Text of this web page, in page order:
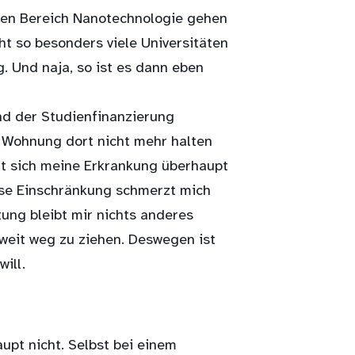
Bereich Nanotechnologie gehen
so besonders viele Universitäten
Und naja, so ist es dann eben
der Studienfinanzierung
dort nicht mehr halten
sich meine Erkrankung überhaupt
Einschränkung schmerzt mich
bleibt mir nichts anderes
weg zu ziehen. Deswegen ist
nicht. Selbst bei einem